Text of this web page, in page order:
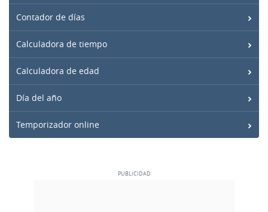
Contador de días
Calculadora de tiempo
Calculadora de edad
Día del año
Temporizador online